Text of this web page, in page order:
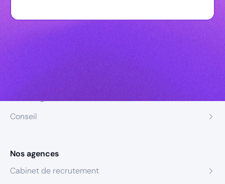
Conseil
Nos agences
Cabinet de recrutement